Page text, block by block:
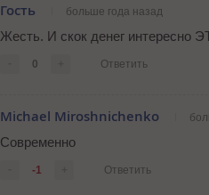
Гость больше года назад
Жесть. И скок денег интересно
0 Ответить
Michael Miroshnichenko
Современно
-1 Ответить